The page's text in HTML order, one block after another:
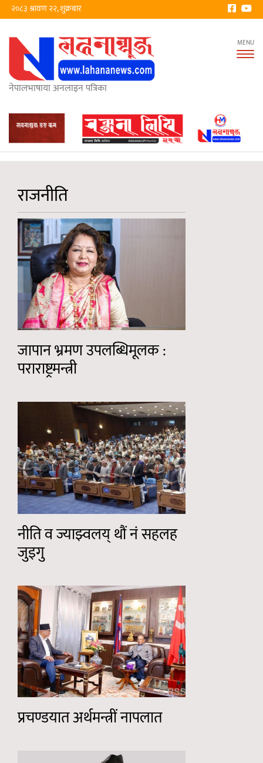
२०८३ श्रावण २२, शुक्रबार
नेपालभाषाया अनलाइन पत्रिका
राजनीति
जापान भ्रमण उपलब्धिमूलक :
पराराष्ट्रमन्त्री
नीति व ज्याझ्वलय् थौं नं सहलह
जुइगु
प्रचण्डयात अर्थमन्त्रीं नापलात